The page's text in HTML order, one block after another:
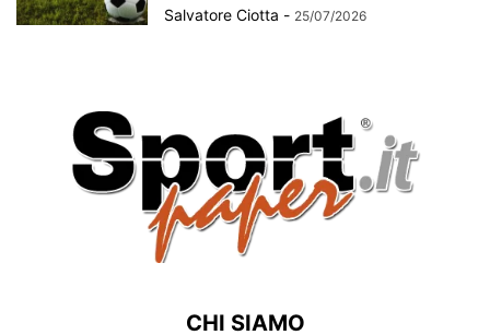
Salvatore Ciotta - 25/07/2026
CHI SIAMO